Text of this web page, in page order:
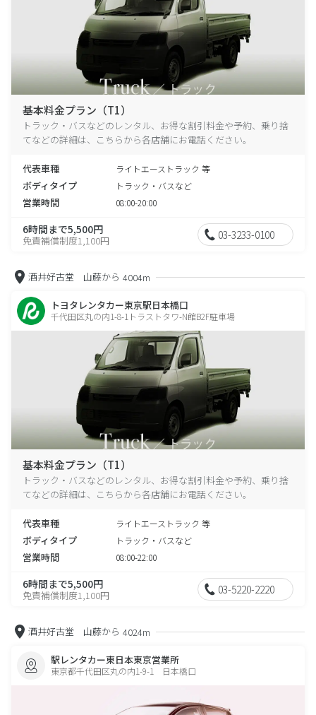
基本料金プラン（T1）
トラック・バスなどのレンタル、お得な割引料金や予約、乗り捨
てなどの詳細は、こちらから各店舗にお電話ください。
代表車種 ライトエーストラック 等
ボディタイプ トラック・バスなど
営業時間 08:00-20:00
6時間まで5,500円
免責補償制度1,100円 03-3233-0100
酒井好古堂 山藤から 4004m
トヨタレンタカー東京駅日本橋口
千代田区丸の内1-8-1トラストタワ-N館B2F駐車場
基本料金プラン（T1）
トラック・バスなどのレンタル、お得な割引料金や予約、乗り捨
てなどの詳細は、こちらから各店舗にお電話ください。
代表車種 ライトエーストラック 等
ボディタイプ トラック・バスなど
営業時間 08:00-22:00
6時間まで5,500円
免責補償制度1,100円 03-5220-2220
酒井好古堂 山藤から 4024m
駅レンタカー東日本東京営業所
東京都千代田区丸の内1-9-1 日本橋口